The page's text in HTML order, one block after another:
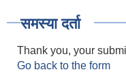
समस्या दर्ता
Thank you, your
Go back to the form